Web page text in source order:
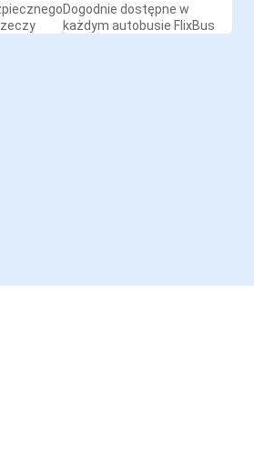
Dogodnie dostępne w
każdym autobusie FlixBus